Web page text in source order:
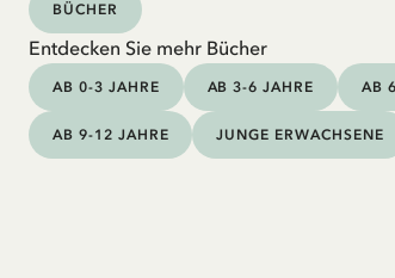
BÜCHER
Entdecken Sie mehr Bücher
AB 0-3 JAHRE AB 3-6 JAHRE AB
AB 9-12 JAHRE JUNGE ERWACHSENE